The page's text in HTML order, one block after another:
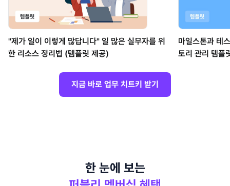
"제가 일이 이렇게 많답니다" 일 많은 실무자를 위
한 리소스 정리법 (템플릿 제공)
마일스톤과 테
토리 관리 템플
지금 바로 업무 치트키 받기
한 눈에 보는